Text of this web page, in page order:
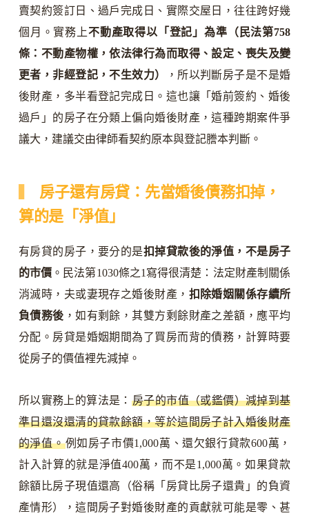
賣契約簽訂日、過戶完成日、實際交屋日，往往跨好幾
個月。實務上不動產取得以「登記」為準（民法第758
條：不動產物權，依法律行為而取得、設定、喪失及變
更者，非經登記，不生效力）
，所以判斷房子是不是婚
後財產，多半看登記完成日。這也讓「婚前簽約、婚後
過戶」的房子在分類上偏向婚後財產，這種跨期案件爭
議大，建議交由律師看契約原本與登記謄本判斷。
房子還有房貸：先當婚後債務扣掉，
算的是「淨值」
有房貸的房子，要分的是扣掉貸款後的淨值，不是房子
的市價 。民法第1030條之1寫得很清楚：法定財產制關係
消滅時，夫或妻現存之婚後財產， 扣除婚姻關係存續所
負債務後 ，如有剩餘，其雙方剩餘財產之差額，應平均
分配。房貸是婚姻期間為了買房而背的債務，計算時要
從房子的價值裡先減掉。
所以實務上的算法是： 房子的市值（或鑑價）減掉到基
準日還沒還清的貸款餘額，等於這間房子計入婚後財產
的淨值。例如房子市價1,000萬、還欠銀行貸款600萬，
計入計算的就是淨值400萬，而不是1,000萬。如果貸款
餘額比房子現值還高（俗稱「房貸比房子還貴」的負資
產情形），這間房子對婚後財產的貢獻就可能是零、甚